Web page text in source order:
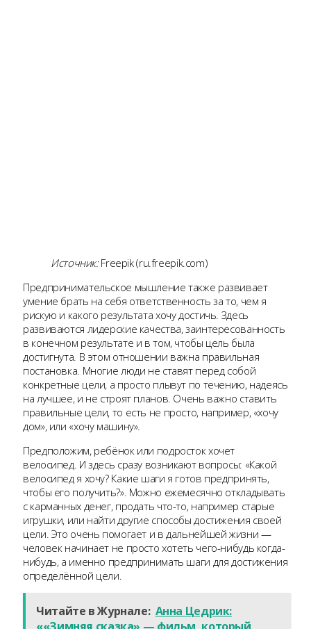
Источник:Freepik (ru.freepik.com)
Предпринимательское мышление также развивает
умение брать на себя ответственность за то, чем я
рискую и какого результата хочу достичь. Здесь
развиваются лидерские качества, заинтересованность
в конечном результате и в том, чтобы цель была
достигнута. В этом отношении важна правильная
постановка. Многие люди не ставят перед собой
конкретные цели, а просто плывут по течению, надеясь
на лучшее, и не строят планов. Очень важно ставить
правильные цели, то есть не просто, например, «хочу
дом», или «хочу машину».
Предположим, ребёнок или подросток хочет
велосипед. И здесь сразу возникают вопросы: «Какой
велосипед я хочу? Какие шаги я готов предпринять,
чтобы его получить?». Можно ежемесячно откладывать
с карманных денег, продать что-то, например старые
игрушки, или найти другие способы достижения своей
цели. Это очень помогает и в дальнейшей жизни —
человек начинает не просто хотеть чего-нибудь когда-
нибудь, а именно предпринимать шаги для достижения
определённой цели.
Читайте в Журнале: Анна Цедрик: